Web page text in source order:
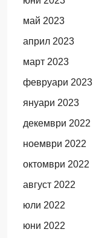
май 2023
април 2023
март 2023
февруари 2023
януари 2023
декември 2022
ноември 2022
октомври 2022
август 2022
юли 2022
юни 2022